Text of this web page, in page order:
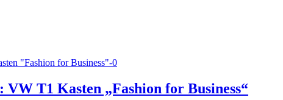
T1 Kasten „Fashion for Business“